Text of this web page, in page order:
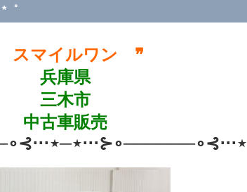
゜
スマイルワン ❞
兵庫県
三木市
中古車販売